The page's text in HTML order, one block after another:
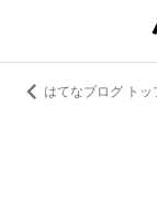
はてなブログ トッ